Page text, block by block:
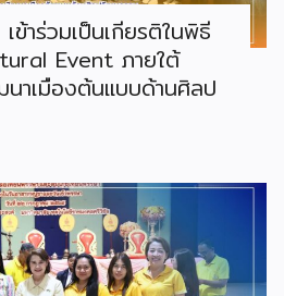
ข้าร่วมเป็นเกียรติในพิธี
Event ภายใต้
าเมืองต้นแบบด้านศิลป